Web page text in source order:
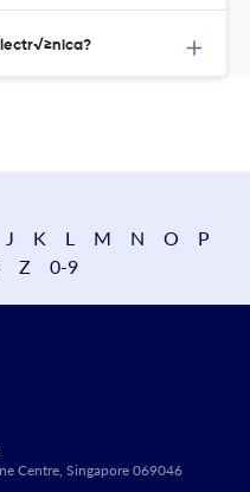
J K L M N O
P
Z 0-9
Centre, Singapore 069046